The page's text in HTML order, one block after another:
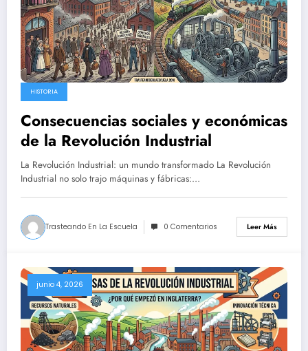
HISTORIA
Consecuencias sociales y económicas
de la Revolución Industrial
La Revolución Industrial: un mundo transformado La Revolución
Industrial no solo trajo máquinas y fábricas:…
Trasteando En La Escuela 0 Comentarios Leer Más
junio 4, 2026